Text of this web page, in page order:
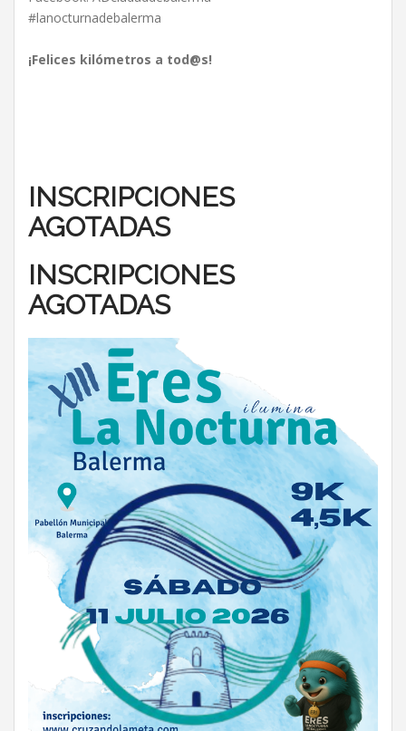
#lanocturnadebalerma
¡Felices kilómetros a tod@s!
INSCRIPCIONES
AGOTADAS
INSCRIPCIONES
AGOTADAS